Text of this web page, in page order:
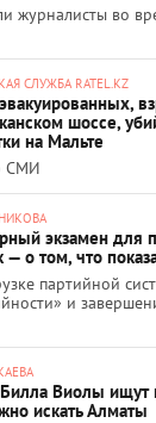
журналисты во
СЛУЖБА RATEL.KZ
шоссе,
на Мальте
СМИ
экзамен для
— о том, что
партийной
и
Виолы ищут
искать Алматы